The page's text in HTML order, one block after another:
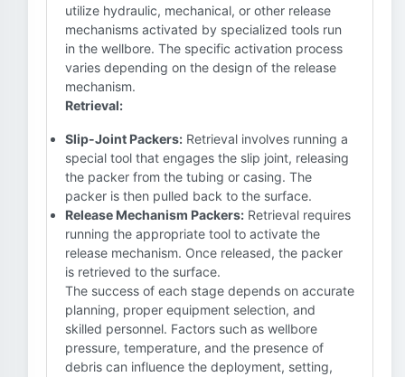
utilize hydraulic, mechanical, or other release
mechanisms activated by specialized tools run
in the wellbore. The specific activation process
varies depending on the design of the release
mechanism.
Retrieval:
Slip-Joint Packers: Retrieval involves running a
special tool that engages the slip joint, releasing
the packer from the tubing or casing. The
packer is then pulled back to the surface.
Release Mechanism Packers: Retrieval requires
running the appropriate tool to activate the
release mechanism. Once released, the packer
is retrieved to the surface.
The success of each stage depends on accurate
planning, proper equipment selection, and
skilled personnel. Factors such as wellbore
pressure, temperature, and the presence of
debris can influence the deployment, setting,